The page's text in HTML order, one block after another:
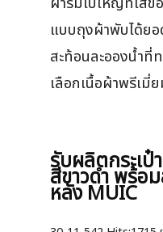
แบบถุงผ้าพับได้ย
สะท้อนละอองน้ำที่
เลือกเนื้อผ้าพรีเมี่
รับผลิตกระเ
สีขาวดำ พร้อ
หลัง MUIC